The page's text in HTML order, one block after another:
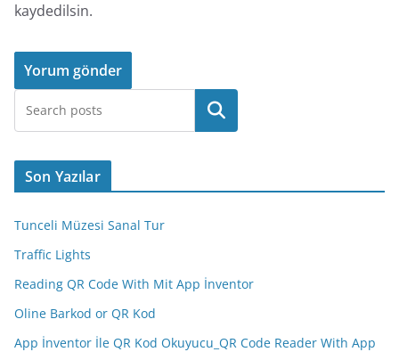
kaydedilsin.
Ara
Son Yazılar
Tunceli Müzesi Sanal Tur
Traffic Lights
Reading QR Code With Mit App İnventor
Oline Barkod or QR Kod
App İnventor İle QR Kod Okuyucu_QR Code Reader With App